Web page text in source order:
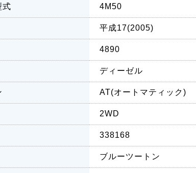
式 4M50
平成17(2005)
4890
ディーゼル
AT(オートマティック)
2WD
338168
ブルーツートン